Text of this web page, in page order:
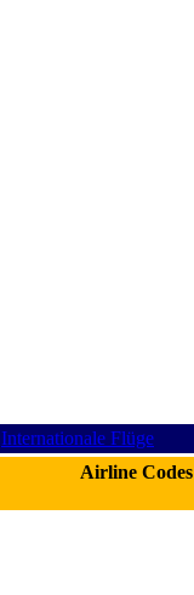
Internationale Flüge
Airline Codes